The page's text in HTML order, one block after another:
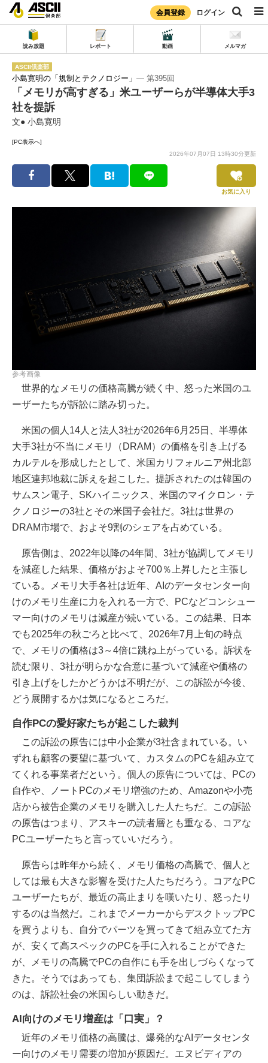
会員登録 ログイン
読み放題 レポート 動画 メルマガ
ASCII倶楽部
小島寛明の「規制とテクノロジー」 ― 第395回
「メモリが高すぎる」米ユーザーらが半導体大手3
社を提訴
文● 小島寛明
[PC表示へ]
2026年07月07日 13時30分更新
お気に入り
参考画像
世界的なメモリの価格高騰が続く中、怒った米国のユ
ーザーたちが訴訟に踏み切った。
米国の個人14人と法人3社が2026年6月25日、半導体
大手3社が不当にメモリ（DRAM）の価格を引き上げる
カルテルを形成したとして、米国カリフォルニア州北部
地区連邦地裁に訴えを起こした。提訴されたのは韓国の
サムスン電子、SKハイニックス、米国のマイクロン・テ
クノロジーの3社とその米国子会社だ。3社は世界の
DRAM市場で、およそ9割のシェアを占めている。
原告側は、2022年以降の4年間、3社が協調してメモリ
を減産した結果、価格がおよそ700％上昇したと主張し
ている。メモリ大手各社は近年、AIのデータセンター向
けのメモリ生産に力を入れる一方で、PCなどコンシュー
マー向けのメモリは減産が続いている。この結果、日本
でも2025年の秋ごろと比べて、2026年7月上旬の時点
で、メモリの価格は3～4倍に跳ね上がっている。訴状を
読む限り、3社が明らかな合意に基づいて減産や価格の
引き上げをしたかどうかは不明だが、この訴訟が今後、
どう展開するかは気になるところだ。
自作PCの愛好家たちが起こした裁判
この訴訟の原告には中小企業が3社含まれている。い
ずれも顧客の要望に基づいて、カスタムのPCを組み立て
てくれる事業者だという。個人の原告については、PCの
自作や、ノートPCのメモリ増強のため、Amazonや小売
店から被告企業のメモリを購入した人たちだ。この訴訟
の原告はつまり、アスキーの読者層とも重なる、コアな
PCユーザーたちと言っていいだろう。
原告らは昨年から続く、メモリ価格の高騰で、個人と
しては最も大きな影響を受けた人たちだろう。コアなPC
ユーザーたちが、最近の高止まりを嘆いたり、怒ったり
するのは当然だ。これまでメーカーからデスクトップPC
を買うよりも、自分でパーツを買ってきて組み立てた方
が、安くて高スペックのPCを手に入れることができた
が、メモリの高騰でPCの自作にも手を出しづらくなって
きた。そうではあっても、集団訴訟まで起こしてしまう
のは、訴訟社会の米国らしい動きだ。
AI向けのメモリ増産は「口実」？
近年のメモリ価格の高騰は、爆発的なAIデータセンタ
ー向けのメモリ需要の増加が原因だ。エヌビディアの